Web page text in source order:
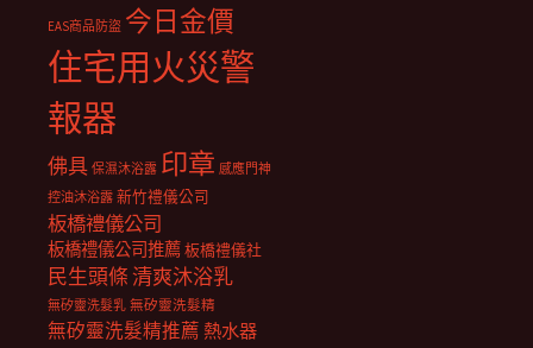
EAS商品防盜 今日金價
住宅用火災警
報器
佛具 保濕沐浴露 印章 感應門神
控油沐浴露 新竹禮儀公司
板橋禮儀公司
板橋禮儀公司推薦板橋禮儀社
民生頭條清爽沐浴乳
無矽靈洗髮乳 無矽靈洗髮精
無矽靈洗髮精推薦 熱水器